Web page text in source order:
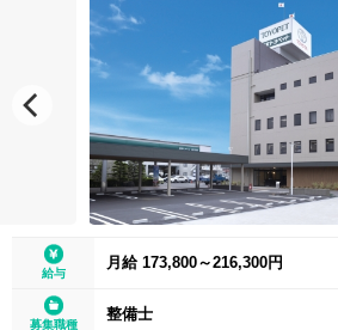
給与
月給 173,800～216,300円
募集職種
整備士